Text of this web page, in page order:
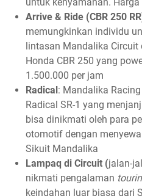
Arrive & Ride (CBR 250
memungkinkan individu
lintasan Mandalika Circuit
Honda CBR 250 yang
1.500.000 per jam
Radical: Mandalika
Radical SR-1 yang
bisa dinikmati oleh para
otomotif dengan
Sikuit Mandalika
Lampaq di Circuit (jalan-
nikmati pengalaman
keindahan luar biasa dari